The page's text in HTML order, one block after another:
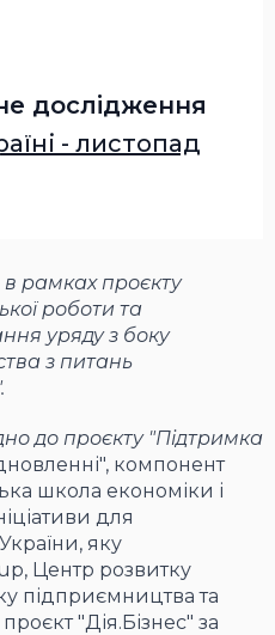
дослідження
- листопад
рамках проєкту
роботи та
уряду з боку
з питань
до проєкту "Підтримка
компонент
школа економіки і
для
яку
Центр розвитку
підприємництва та
"Дія.Бізнес" за